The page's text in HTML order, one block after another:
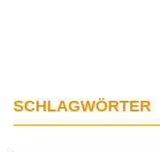
SCHLAGWÖRTER